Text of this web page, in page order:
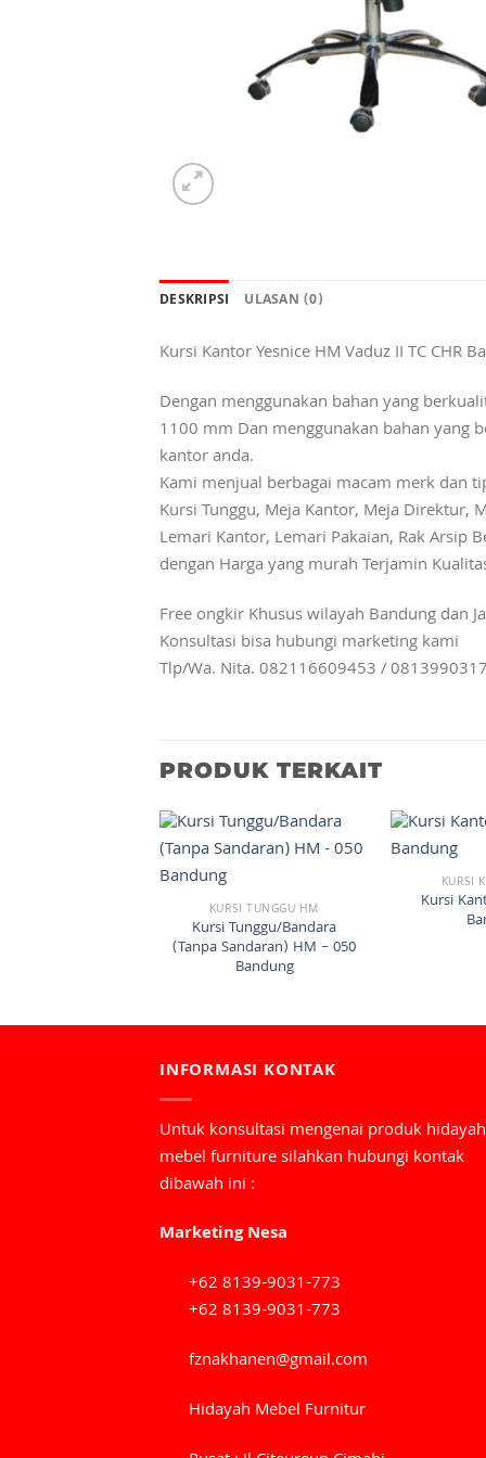
DESKRIPSI ULASAN (0)
Kursi Kantor Yesnice HM Vaduz II TC CHR
Dengan menggunakan bahan yang
1100 mm Dan menggunakan bahan yang
kantor anda.
Kami menjual berbagai macam merk dan
Kursi Tunggu, Meja Kantor, Meja Direktur,
Lemari Kantor, Lemari Pakaian, Rak Arsip
dengan Harga yang murah Terjamin
Free ongkir Khusus wilayah Bandung dan
Konsultasi bisa hubungi marketing kami
Tlp/Wa. Nita. 082116609453 /
PRODUK TERKAIT
KURSI TUNGGU HM
Kursi Tunggu/Bandara
(Tanpa Sandaran) HM – 050
Bandung
KURSI
Kursi
INFORMASI KONTAK
Untuk konsultasi mengenai produk hidayah
mebel furniture silahkan hubungi kontak
dibawah ini :
Marketing Nesa
+62 8139-9031-773
+62 8139-9031-773
fznakhanen@gmail.com
Hidayah Mebel Furnitur